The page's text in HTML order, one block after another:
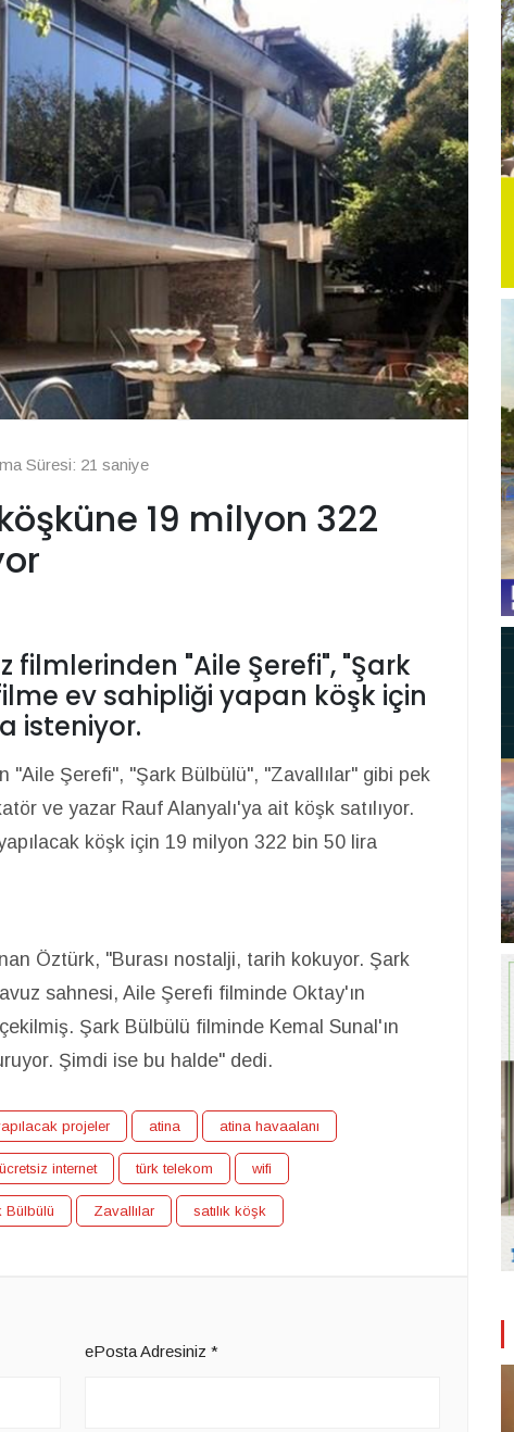
Süresi: 21 saniye
19 milyon 322
filmlerinden "Aile Şerefi", "Şark
ev sahipliği yapan köşk için
isteniyor.
"Aile Şerefi", "Şark Bülbülü", "Zavallılar" gibi pek
ve yazar Rauf Alanyalı'ya ait köşk satılıyor.
köşk için 19 milyon 322 bin 50 lira
Öztürk, "Burası nostalji, tarih kokuyor. Şark
sahnesi, Aile Şerefi filminde Oktay'ın
Şark Bülbülü filminde Kemal Sunal'ın
Şimdi ise bu halde" dedi.
projeler atina atina havaalanı
ücretsiz internet türk telekom wifi
Bülbülü Zavallılar satılık köşk
ePosta Adresiniz *